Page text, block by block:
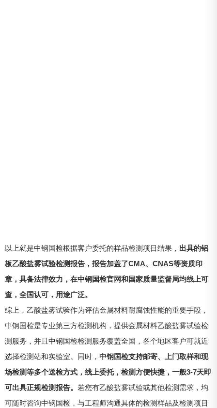
以上就是中钢国检根据客户委托的样品检测项目结果， 出具的铝
板乙酸盐雾试验检测报告，报告加盖了CMA、CNAS等资质印
章，具备法律效力，在中钢国检官网和国家质量监督局均线上可
查，全国认可，用途广泛。
综上，乙酸盐雾试验作为评估金属材料耐腐蚀性能的重要手段，
中钢国检是专业第三方检测机构，提供金属材料乙酸盐雾试验检
测服务，并且中钢国检检测服务覆盖全国，各个地区客户可就近
选择检测站和实验室。同时， 中钢国检支持邮寄、上门取样和现
场检测等多个送检方式，线上委托，检测方便快捷，一般3-7天即
可出具正规检测报告。 若您有乙酸盐雾试验或其他检测需求，均
可随时咨询中钢国检，与工程师沟通具体的检测样品及检测项目